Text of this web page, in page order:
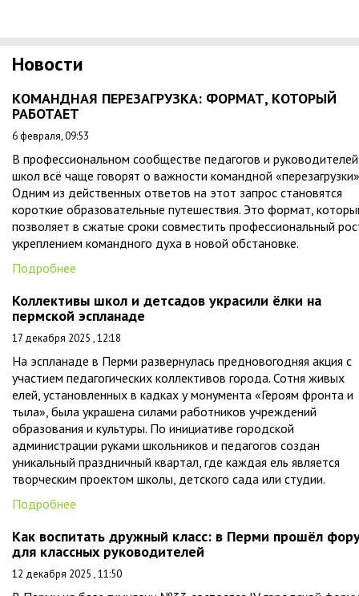
Новости
КОМАНДНАЯ ПЕРЕЗАГРУЗКА: ФОРМАТ, КОТОРЫЙ
РАБОТАЕТ
6 февраля, 09:53
В профессиональном сообществе педагогов и руководителей
школ всё чаще говорят о важности командной
Одним из действенных ответов на этот запрос становятся
короткие образовательные путешествия. Это формат,
позволяет в сжатые сроки совместить профессиональный
укреплением командного духа в новой обстановке.
Подробнее
Коллективы школ и детсадов украсили ёлки на
пермской эспланаде
17 декабря 2025 , 12:18
На эспланаде в Перми развернулась предновогодняя акция с
участием педагогических коллективов города. Сотня живых
елей, установленных в кадках у монумента «Героям фронта и
тыла», была украшена силами работников учреждений
образования и культуры. По инициативе городской
администрации руками школьников и педагогов создан
уникальный праздничный квартал, где каждая ель является
творческим проектом школы, детского сада или студии.
Подробнее
Как воспитать дружный класс: в Перми прошёл
для классных руководителей
12 декабря 2025 , 11:50